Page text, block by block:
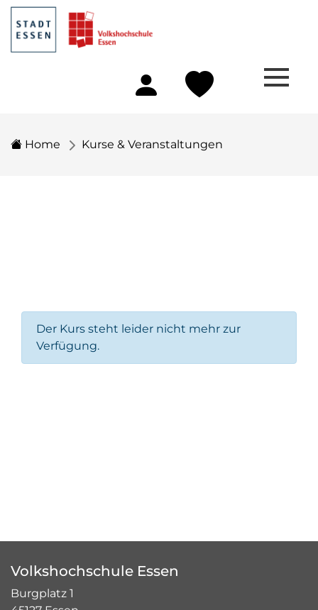
Home Kurse & Veranstaltungen
Der Kurs steht leider nicht mehr zur
Verfügung.
Volkshochschule Essen
Burgplatz 1